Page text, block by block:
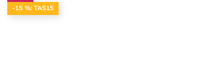
-15 %: TAS15